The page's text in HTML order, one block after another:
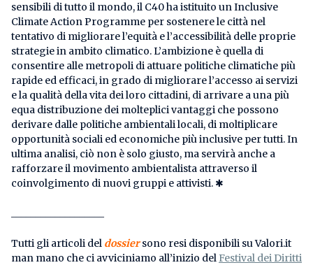
sensibili di tutto il mondo, il C40 ha istituito un Inclusive
Climate Action Programme per sostenere le città nel
tentativo di migliorare l’equità e l’accessibilità delle proprie
strategie in ambito climatico. L’ambizione è quella di
consentire alle metropoli di attuare politiche climatiche più
rapide ed efficaci, in grado di migliorare l’accesso ai servizi
e la qualità della vita dei loro cittadini, di arrivare a una più
equa distribuzione dei molteplici vantaggi che possono
derivare dalle politiche ambientali locali, di moltiplicare
opportunità sociali ed economiche più inclusive per tutti. In
ultima analisi, ciò non è solo giusto, ma servirà anche a
rafforzare il movimento ambientalista attraverso il
coinvolgimento di nuovi gruppi e attivisti. ✱
Tutti gli articoli del dossiersono resi disponibili su Valori.it
man mano che ci avviciniamo all’inizio del Festival dei Diritti